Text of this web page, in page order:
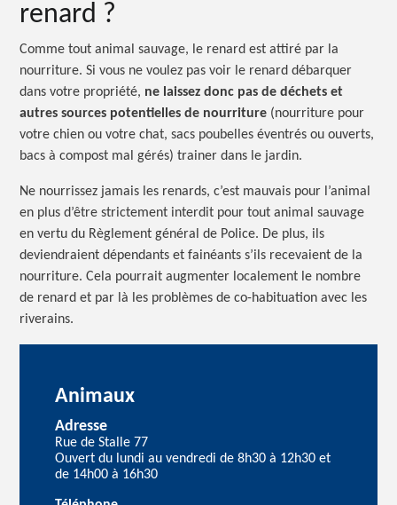
renard ?
Comme tout animal sauvage, le renard est attiré par la
nourriture. Si vous ne voulez pas voir le renard débarquer
dans votre propriété, ne laissez donc pas de déchets et
autres sources potentielles de nourriture (nourriture pour
votre chien ou votre chat, sacs poubelles éventrés ou ouverts,
bacs à compost mal gérés) trainer dans le jardin.
Ne nourrissez jamais les renards, c’est mauvais pour l’animal
en plus d’être strictement interdit pour tout animal sauvage
en vertu du Règlement général de Police. De plus, ils
deviendraient dépendants et fainéants s’ils recevaient de la
nourriture. Cela pourrait augmenter localement le nombre
de renard et par là les problèmes de co-habituation avec les
riverains.
Animaux
Adresse
Rue de Stalle 77
Ouvert du lundi au vendredi de 8h30 à 12h30 et
de 14h00 à 16h30